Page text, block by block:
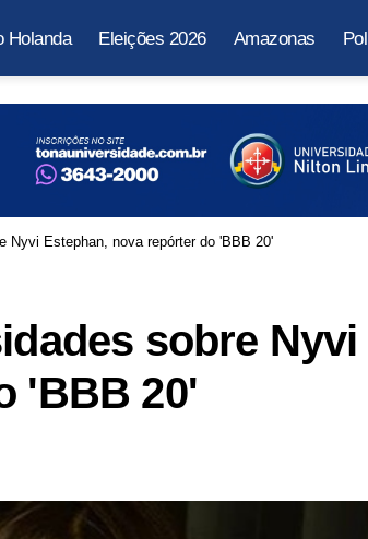
Holanda Eleições 2026 Amazonas
Nyvi Estephan, nova repórter do 'BBB 20'
sobre Nyvi
'BBB 20'